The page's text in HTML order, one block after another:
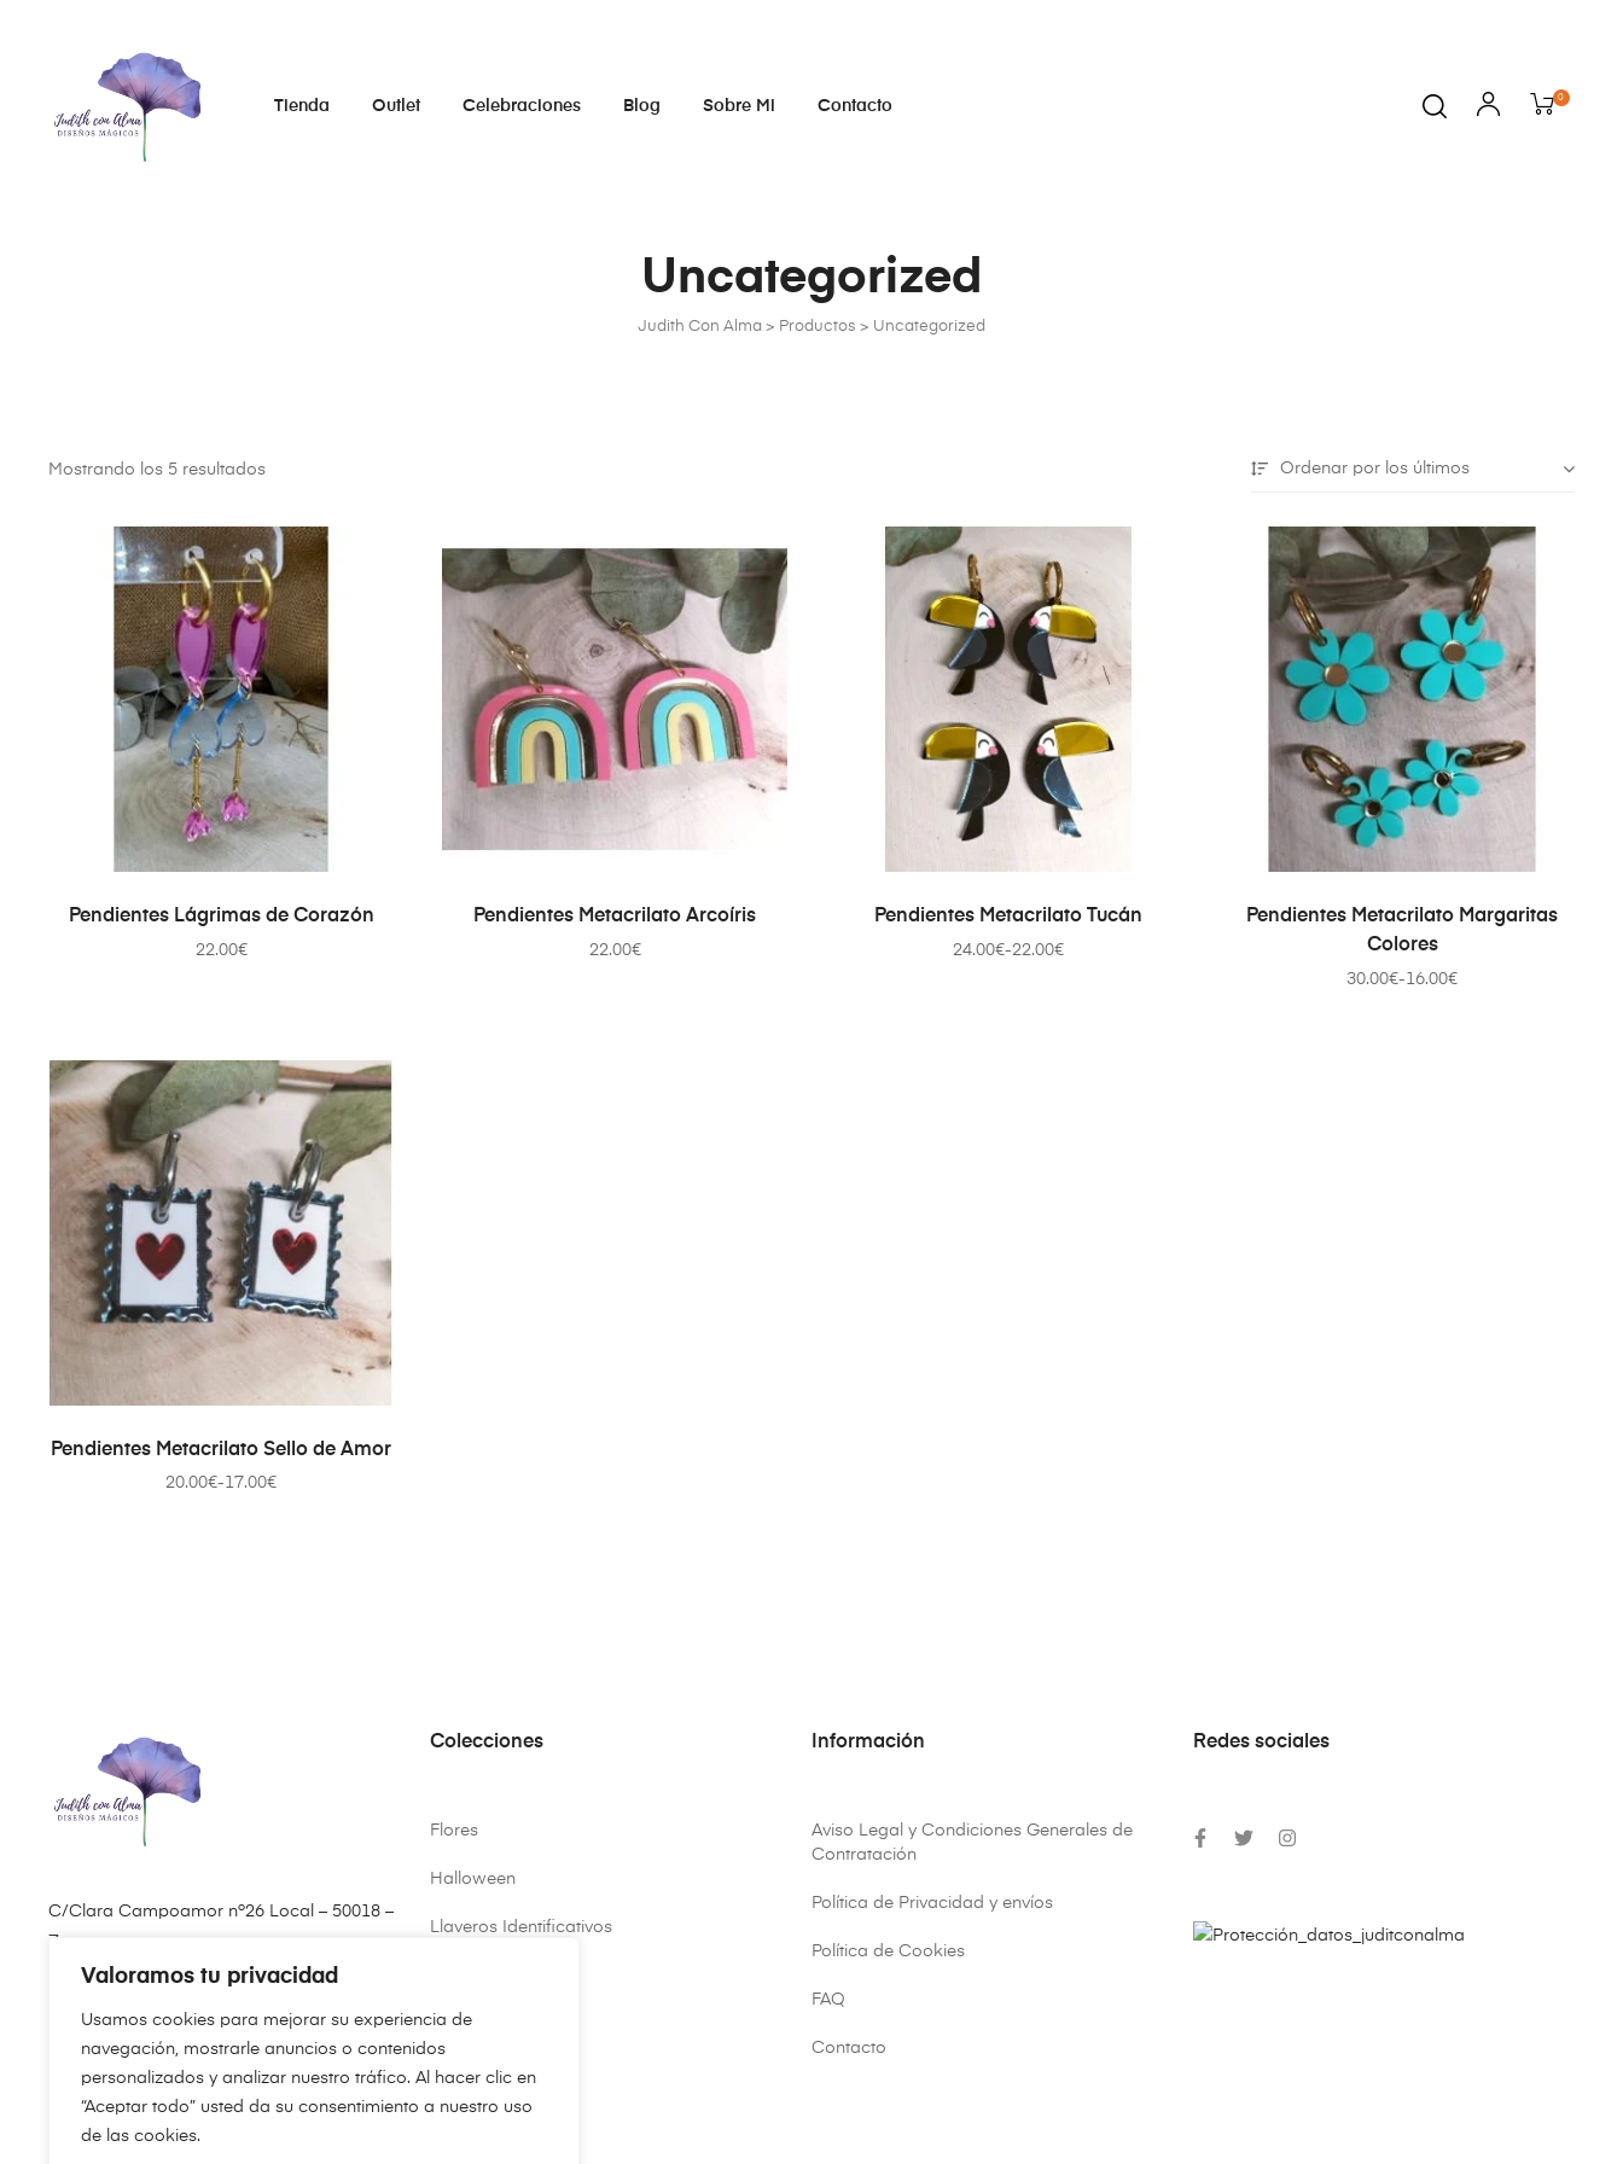
Valoramos tu privacidad
Usamos cookies para mejorar su experiencia de
navegación, mostrarle anuncios o contenidos
personalizados y analizar nuestro tráfico. Al hacer clic en
“Aceptar todo” usted da su consentimiento a nuestro uso
de las cookies.
Tienda Outlet Celebraciones Blog Sobre Mi Contacto
0
Judith Con Alma > Productos > Uncategorized
Uncategorized
Mostrando los 5 resultados Ordenar por los últimos
AÑADIR AL CARRITO
Pendientes Lágrimas de Corazón
22.00€
AÑADIR AL CARRITO
Pendientes Metacrilato Arcoíris
22.00€
SELECCIONAR OPCIONES
Pendientes Metacrilato Tucán
22.00€
-
24.00€
SELECCIONAR OPCIONES
Pendientes Metacrilato Margaritas
Colores
16.00€
-
30.00€
SELECCIONAR OPCIONES
Pendientes Metacrilato Sello de Amor
17.00€
-
20.00€
C/Clara Campoamor nº26 Local – 50018 –
Zaragoza
pedidos@judithconalma.com
Colecciones
Flores
Halloween
Llaveros Identificativos
Virgen del Pilar
Información
Aviso Legal y Condiciones Generales de
Contratación
Política de Privacidad y envíos
Política de Cookies
FAQ
Contacto
Redes sociales